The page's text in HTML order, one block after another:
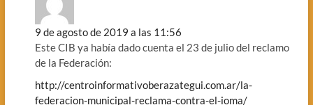
9 de agosto de 2019 a las 11:56
Este CIB ya había dado cuenta el 23 de julio del reclamo
de la Federación:
http://centroinformativoberazategui.com.ar/la-
federacion-municipal-reclama-contra-el-ioma/